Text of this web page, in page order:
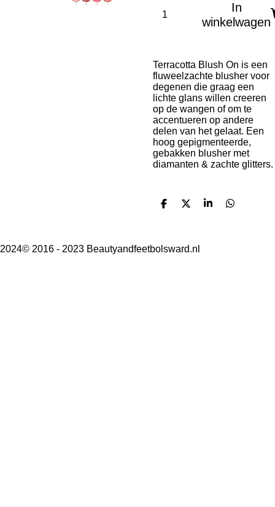
In
winkelwagen
Terracotta Blush On is een
fluweelzachte blusher voor
degenen die graag een
lichte glans willen creeren
op de wangen of om te
accentueren op andere
delen van het gelaat. Een
hoog gepigmenteerde,
gebakken blusher met
diamanten & zachte glitters.
D
n
D
S
D
2024© 2016 - 2023 Beautyandfeetbolsward.nl